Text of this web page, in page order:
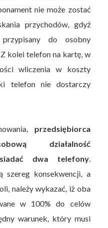
nie może zostać
przychodów, gdyż
do osobny
kolei telefon na kartę, w
wliczenia w koszty
telefon nie dostarczy
przedsiębiorca
działalność
dwa telefony.
szereg konsekwencji, a
należy wykazać, iż oba
w 100% do celów
warunek, który musi